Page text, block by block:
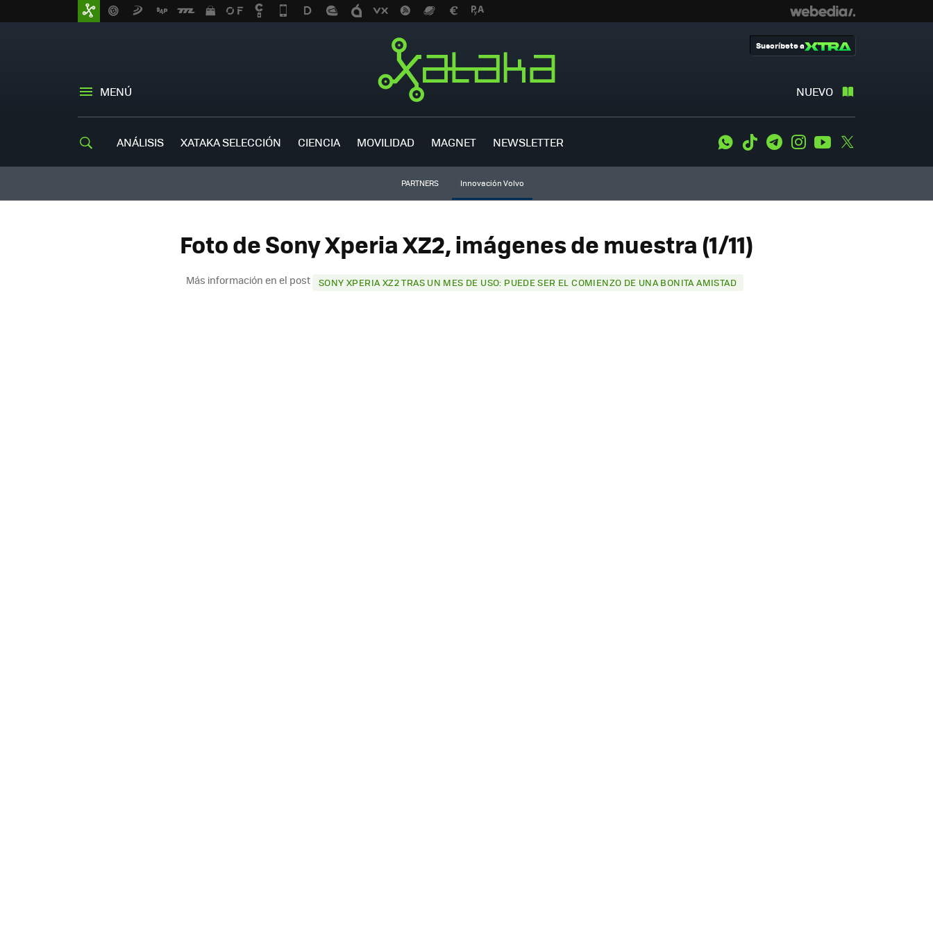
MENÚ NUEVO
Suscríbete a
ANÁLISIS XATAKA SELECCIÓN CIENCIA MOVILIDAD MAGNET NEWSLETTER WhatsApp
Tiktok TelegramInstagramYoutube
PARTNERS Innovación Volvo
Foto de Sony Xperia XZ2, imágenes de muestra (1/11)
Más información en el post SONY XPERIA XZ2 TRAS UN MES DE USO: PUEDE SER EL COMIENZO DE UNA BONITA AMISTAD